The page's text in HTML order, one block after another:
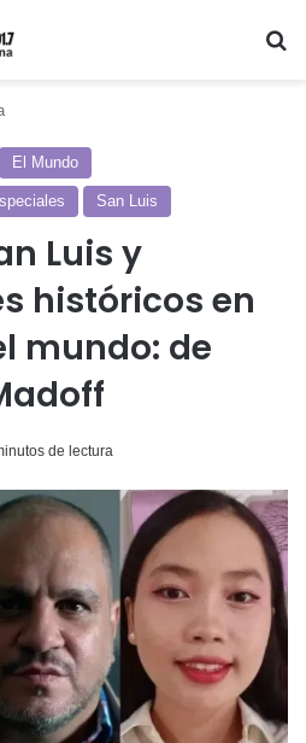
El Mundo
San Luis
Luis y
históricos en
mundo: de
de lectura